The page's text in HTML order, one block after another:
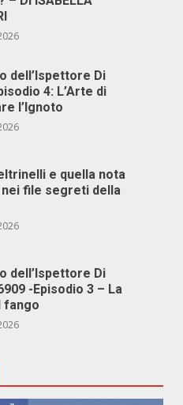
dell’Ispettore Di
4: L’Arte di
l’Ignoto
e quella nota
file segreti della
dell’Ispettore Di
-Episodio 3 – La
fango